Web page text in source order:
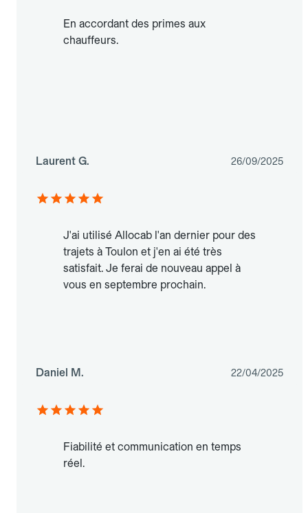
En accordant des primes aux
chauffeurs.
Laurent G. 26/09/2025
J'ai utilisé Allocab l'an dernier pour des
trajets à Toulon et j'en ai été très
satisfait. Je ferai de nouveau appel à
vous en septembre prochain.
Daniel M. 22/04/2025
Fiabilité et communication en temps
réel.